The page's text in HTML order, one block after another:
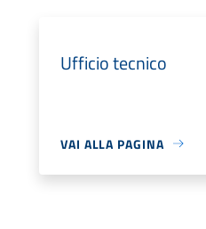
Ufficio tecnico
VAI ALLA PAGINA